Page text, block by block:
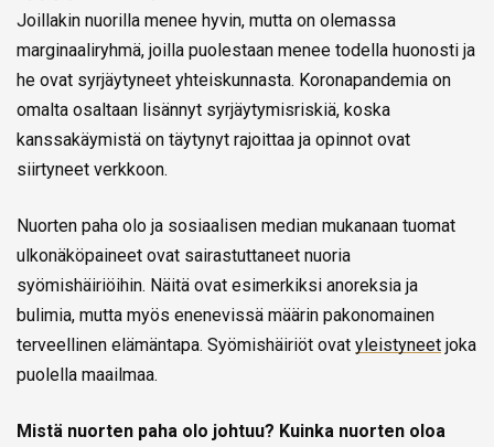
Joillakin nuorilla menee hyvin, mutta on olemassa
marginaaliryhmä, joilla puolestaan menee todella huonosti ja
he ovat syrjäytyneet yhteiskunnasta. Koronapandemia on
omalta osaltaan lisännyt syrjäytymisriskiä, koska
kanssakäymistä on täytynyt rajoittaa ja opinnot ovat
siirtyneet verkkoon.
Nuorten paha olo ja sosiaalisen median mukanaan tuomat
ulkonäköpaineet ovat sairastuttaneet nuoria
syömishäiriöihin. Näitä ovat esimerkiksi anoreksia ja
bulimia, mutta myös enenevissä määrin pakonomainen
terveellinen elämäntapa. Syömishäiriöt ovat yleistyneet joka
puolella maailmaa.
Mistä nuorten paha olo johtuu? Kuinka nuorten oloa